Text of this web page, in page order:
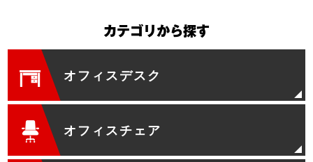
カテゴリから探す
オフィスデスク
オフィスチェア